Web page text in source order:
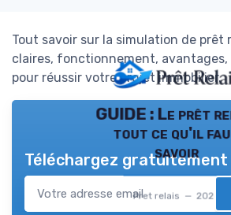
Tout savoir sur la simulation de prêt
claires, fonctionnement,
pour réussir votre projet immobilier.
GUIDE : Le prêt
tout ce qu'il
savoir
Pret relais — 2026
Téléchargez gratuitement